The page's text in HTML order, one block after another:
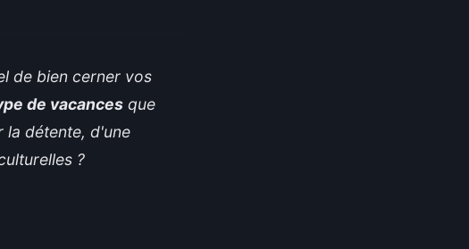
de bien cerner vos
de vacances que
la détente, d'une
?